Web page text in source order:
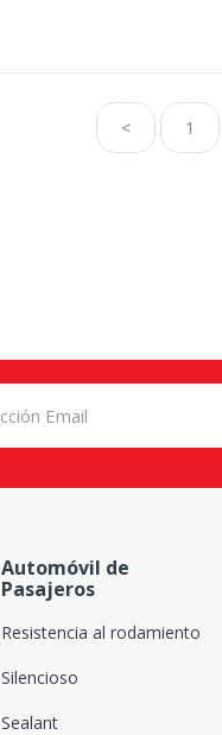
< 1
Automóvil de
Pasajeros
Resistencia al rodamiento
Silencioso
Sealant